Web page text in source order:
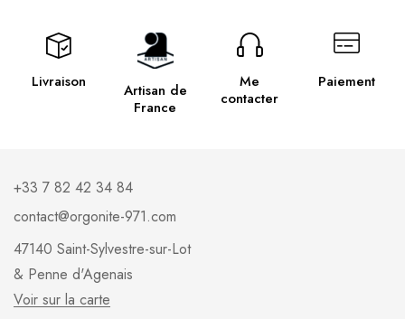
Livraison
Artisan de
France
Me
contacter
Paiement
+33 7 82 42 34 84
contact@orgonite-971.com
47140 Saint-Sylvestre-sur-Lot
& Penne d'Agenais
Voir sur la carte